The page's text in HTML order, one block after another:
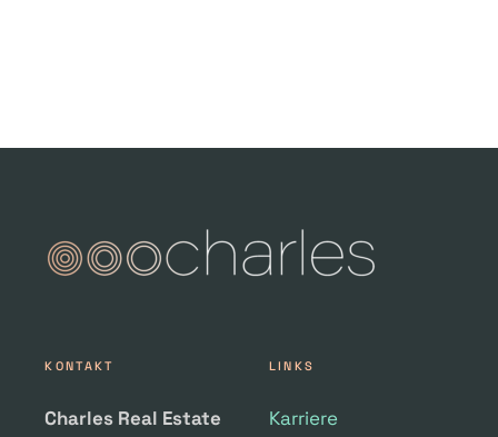
KONTAKT
Charles Real Estate
LINKS
Karriere